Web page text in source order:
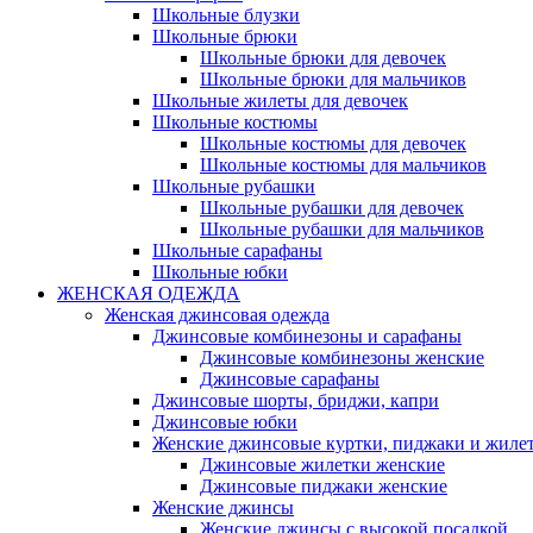
Школьные блузки
Школьные брюки
Школьные брюки для девочек
Школьные брюки для мальчиков
Школьные жилеты для девочек
Школьные костюмы
Школьные костюмы для девочек
Школьные костюмы для мальчиков
Школьные рубашки
Школьные рубашки для девочек
Школьные рубашки для мальчиков
Школьные сарафаны
Школьные юбки
ЖЕНСКАЯ ОДЕЖДА
Женская джинсовая одежда
Джинсовые комбинезоны и сарафаны
Джинсовые комбинезоны женские
Джинсовые сарафаны
Джинсовые шорты, бриджи, капри
Джинсовые юбки
Женские джинсовые куртки, пиджаки и
Джинсовые жилетки женские
Джинсовые пиджаки женские
Женские джинсы
Женские джинсы с высокой посадкой